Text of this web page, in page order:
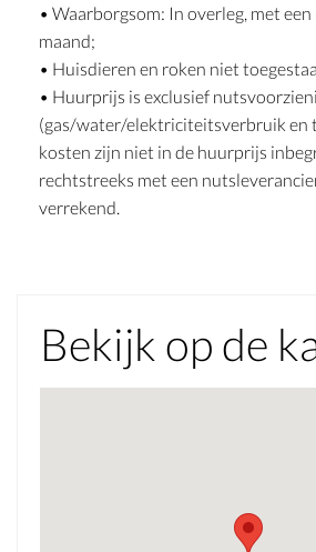
• Waarborgsom: In overleg, met
maand;
• Huisdieren en roken niet
• Huurprijs is exclusief
(gas/water/elektriciteitsverbruik en
kosten zijn niet in de huurprijs
rechtstreeks met een
verrekend.
Bekijk op de